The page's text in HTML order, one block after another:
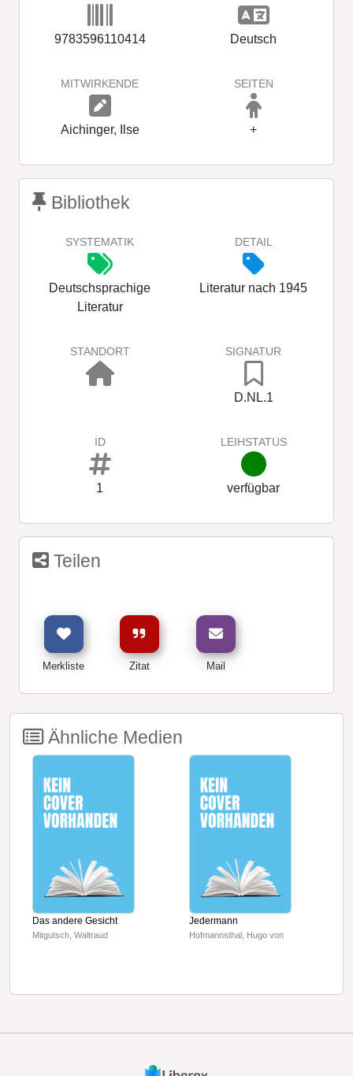
9783596110414 Deutsch
MITWIRKENDE
Aichinger, Ilse
SEITEN
+
Bibliothek
SYSTEMATIK
Deutschsprachige
Literatur
DETAIL
Literatur nach 1945
STANDORT SIGNATUR
D.NL.1
ID
1
LEIHSTATUS
verfügbar
Teilen
Merkliste Zitat Mail
Ähnliche Medien
Das andere Gesicht
Mitgutsch, Waltraud
Jedermann
Hofmannsthal, Hugo von